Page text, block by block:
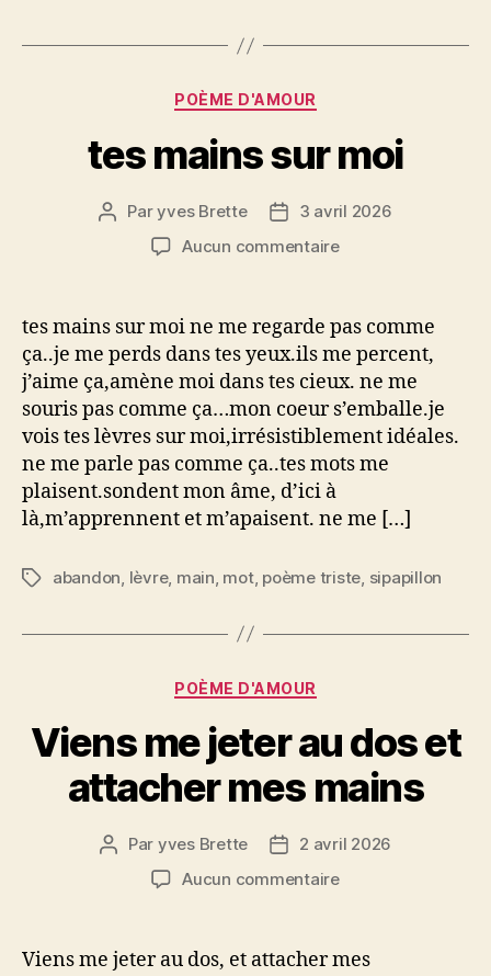
Catégories
POÈME D'AMOUR
tes mains sur moi
Auteur
l’article
Paryves Brette
Date3 avril 2026
Aucun commentairesur
tes mains sur moi ne me regarde pas comme
ça..je me perds dans tes yeux.ils me percent,
j’aime ça,amène moi dans tes cieux. ne me
souris pas comme ça…mon coeur s’emballe.je
vois tes lèvres sur moi,irrésistiblement idéales.
ne me parle pas comme ça..tes mots me
plaisent.sondent mon âme, d’ici à
là,m’apprennent et m’apaisent. ne me […]
Étiquettes
abandon lèvre, main mot, poème triste sipapillon
Catégories
POÈME D'AMOUR
Viens me jeter au dos et
attacher mes mains
Auteur
l’article
Par yves Brette
Date2 avril 2026
Aucun commentairesur
jeter
Viens me jeter au dos, et attacher mes